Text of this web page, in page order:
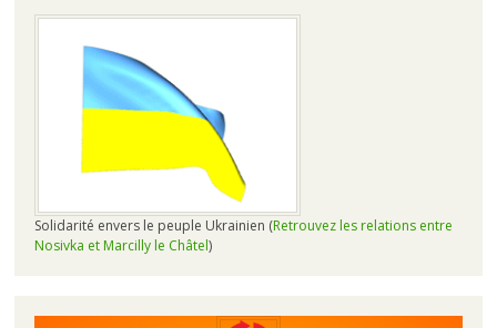
Solidarité envers le peuple Ukrainien (Retrouvez les relations entre
Nosivka et Marcilly le Châtel)